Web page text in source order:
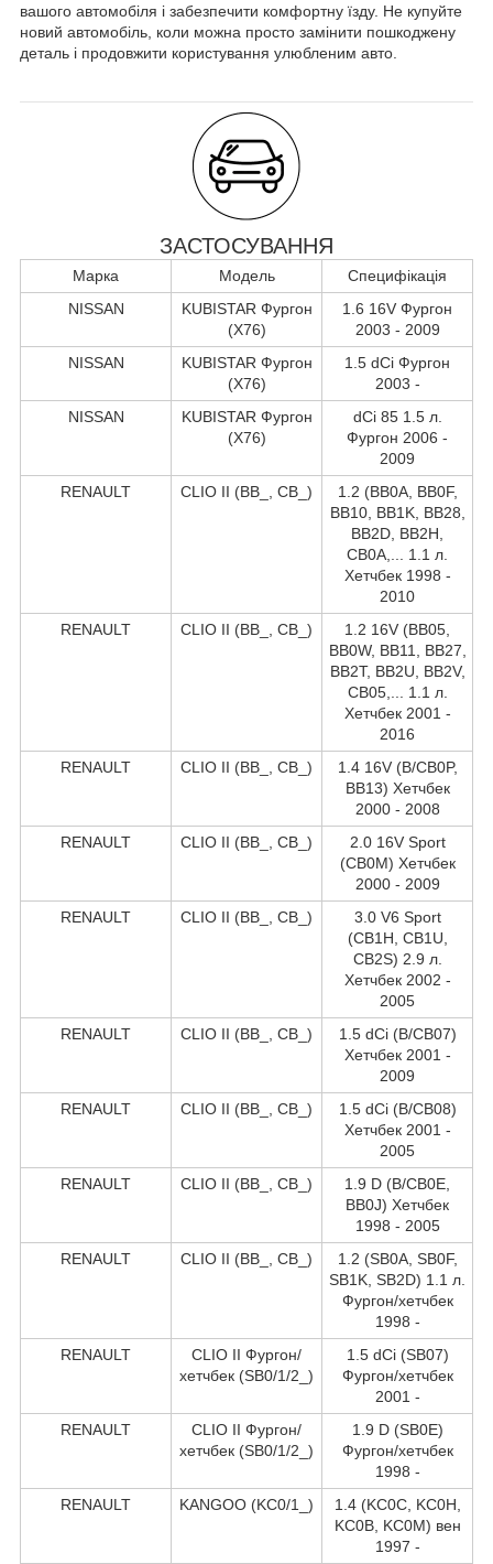
вашого автомобіля і забезпечити комфортну їзду. Не купуйте
новий автомобіль, коли можна просто замінити пошкоджену
деталь і продовжити користування улюбленим авто.
ЗАСТОСУВАННЯ
Марка Модель
Специфікація
NISSAN
KUBISTAR Фургон
(X76)
1.6 16V Фургон
2003 - 2009
NISSAN
KUBISTAR Фургон
(X76)
1.5 dCi Фургон
2003 -
NISSAN
KUBISTAR Фургон
(X76)
dCi 85 1.5 л.
Фургон 2006 -
2009
RENAULT
CLIO II (BB_, CB_)
1.2 (BB0A, BB0F,
BB10, BB1K, BB28,
BB2D, BB2H,
CB0A,... 1.1 л.
Хетчбек 1998 -
2010
RENAULT
CLIO II (BB_, CB_)
1.2 16V (BB05,
BB0W, BB11, BB27,
BB2T, BB2U, BB2V,
CB05,... 1.1 л.
Хетчбек 2001 -
2016
RENAULT
CLIO II (BB_, CB_)
1.4 16V (B/CB0P,
BB13) Хетчбек
2000 - 2008
RENAULT
CLIO II (BB_, CB_)
2.0 16V Sport
(CB0M) Хетчбек
2000 - 2009
RENAULT
CLIO II (BB_, CB_)
3.0 V6 Sport
(CB1H, CB1U,
CB2S) 2.9 л.
Хетчбек 2002 -
2005
RENAULT
CLIO II (BB_, CB_)
1.5 dCi (B/CB07)
Хетчбек 2001 -
2009
RENAULT
CLIO II (BB_, CB_)
1.5 dCi (B/CB08)
Хетчбек 2001 -
2005
RENAULT
CLIO II (BB_, CB_)
1.9 D (B/CB0E,
BB0J) Хетчбек
1998 - 2005
RENAULT
CLIO II (BB_, CB_)
1.2 (SB0A, SB0F,
SB1K, SB2D) 1.1 л.
Фургон/хетчбек
1998 -
RENAULT
CLIO II Фургон/
хетчбек (SB0/1/2_)
1.5 dCi (SB07)
Фургон/хетчбек
2001 -
RENAULT
CLIO II Фургон/
хетчбек (SB0/1/2_)
1.9 D (SB0E)
Фургон/хетчбек
1998 -
RENAULT
KANGOO (KC0/1_)
1.4 (KC0C, KC0H,
KC0B, KC0M) вен
1997 -